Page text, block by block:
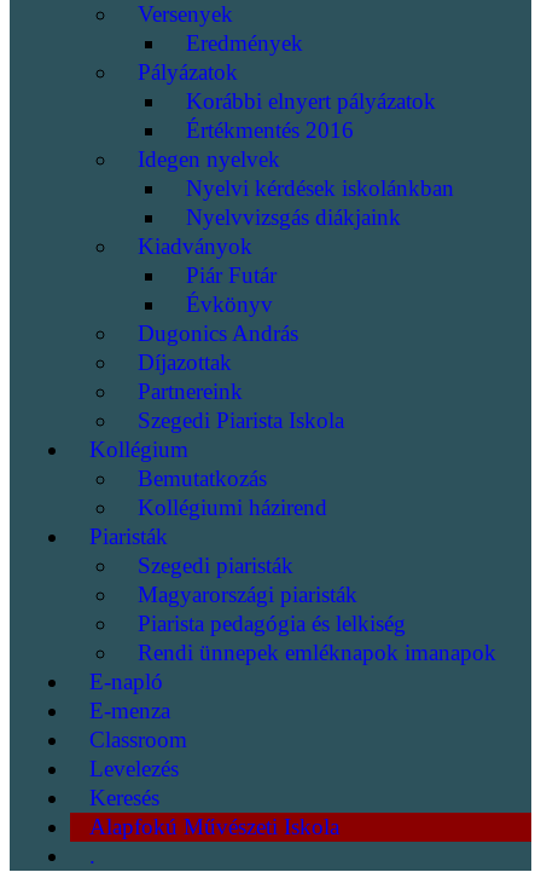
Versenyek
Eredmények
Pályázatok
Korábbi elnyert pályázatok
Értékmentés 2016
Idegen nyelvek
Nyelvi kérdések iskolánkban
Nyelvvizsgás diákjaink
Kiadványok
Piár Futár
Évkönyv
Dugonics András
Díjazottak
Partnereink
Szegedi Piarista Iskola
Kollégium
Bemutatkozás
Kollégiumi házirend
Piaristák
Szegedi piaristák
Magyarországi piaristák
Piarista pedagógia és lelkiség
Rendi ünnepek emléknapok imanapok
E-napló
E-menza
Classroom
Levelezés
Keresés
Alapfokú Művészeti Iskola
.